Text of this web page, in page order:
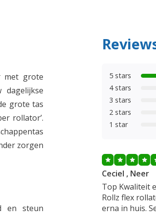
met grote
dagelijkse
grote tas
rollator’.
zorgen
en steun
5 stars
4 stars
3 stars
2 stars
1 star
Ceciel , Neer
Top Kwaliteit
Rollz flex
erna in huis.